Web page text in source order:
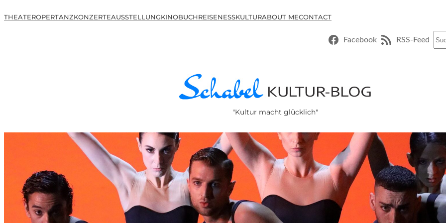
THEATEROPERTANZKONZERTEAUSSTELLUNGKINOBUCHREISENESSKULTURABOUT MECONTACT
Facebook RSS-Feed
"Kultur macht glücklich"